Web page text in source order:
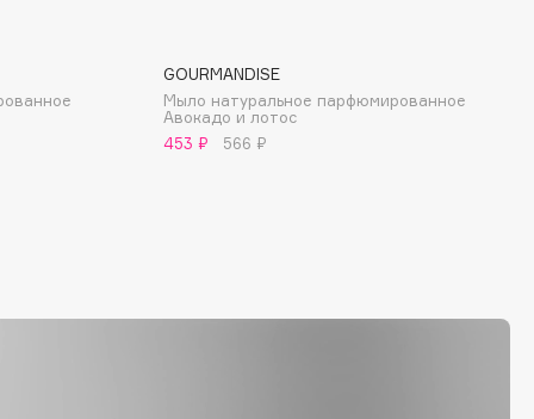
GOURMANDISE
Мыло натуральное парфюмированное
Авокадо и лотос
453 ₽
566 ₽